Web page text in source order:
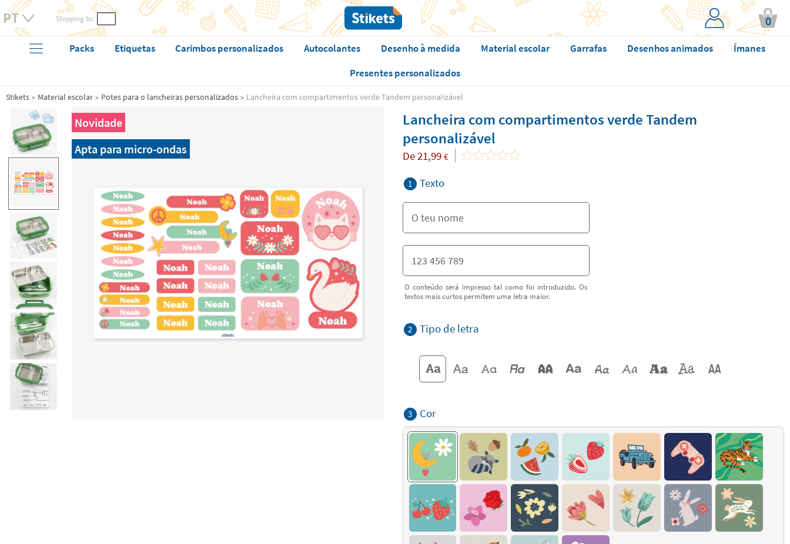
Shipping to: 0
Packs Etiquetas Carimbos personalizados Autocolantes Desenho à medida Material escolar Garrafas Desenhos animados
Ímanes
Presentes personalizados
Stikets Material escolar Potes para o lancheiras personalizados Lancheira com compartimentos verde Tandem personalizável
Novidade
Apta para micro-ondas
Lancheira com compartimentos verde Tandem
personalizável
De21,99 €
1 Texto
O conteúdo será impresso tal como foi introduzido. Os
textos mais curtos permitem uma letra maior.
2 Tipo de letra
3 Cor